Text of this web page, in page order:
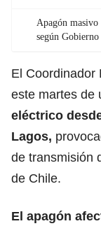
Apagón masivo
según Gobierno
El Coordinador
este martes de
eléctrico
Lagos,
de transmisión
de Chile.
El apagón